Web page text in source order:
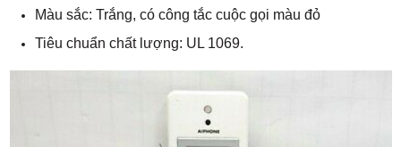
Màu sắc: Trắng, có công tắc cuộc gọi màu đỏ
Tiêu chuẩn chất lượng: UL 1069.